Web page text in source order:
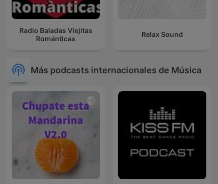
Radio Baladas Viejitas
Románticas
Relax Sound
Más podcasts internacionales de Música